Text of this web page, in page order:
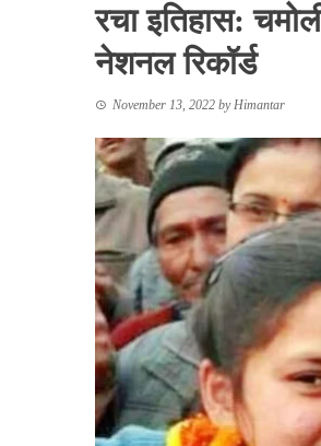
रचा इतिहास:
नेशनल रिकॉर्ड
November 13, 2022 byHimantar